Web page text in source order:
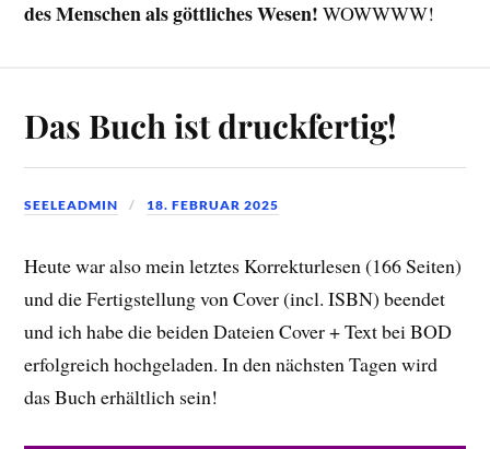
des Menschen als göttliches Wesen!WOWWWW!
Das Buch ist druckfertig!
SEELEADMIN 18. FEBRUAR 2025
Heute war also mein letztes Korrekturlesen (166 Seiten)
und die Fertigstellung von Cover (incl. ISBN) beendet
und ich habe die beiden Dateien Cover + Text bei BOD
erfolgreich hochgeladen. In den nächsten Tagen wird
das Buch erhältlich sein!